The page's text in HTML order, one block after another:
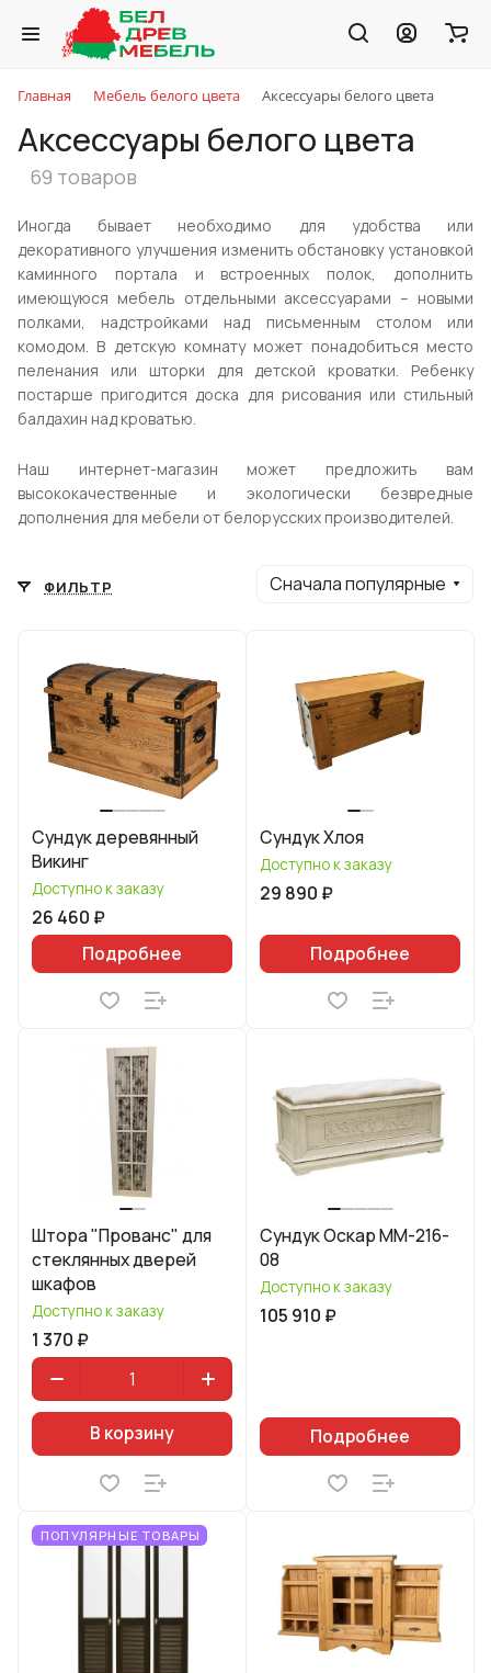
Главная Мебель белого цвета Аксессуары белого цвета
Аксессуары белого цвета
69 товаров
Иногда бывает необходимо для удобства или
декоративного улучшения изменить обстановку установкой
каминного портала и встроенных полок, дополнить
имеющуюся мебель отдельными аксессуарами – новыми
полками, надстройками над письменным столом или
комодом. В детскую комнату может понадобиться место
пеленания или шторки для детской кроватки. Ребенку
постарше пригодится доска для рисования или стильный
балдахин над кроватью.
Наш интернет-магазин может предложить вам
высококачественные и экологически безвредные
дополнения для мебели от белорусских производителей.
ФИЛЬТР Сначала популярные
Сундук деревянный
Викинг
Доступно к заказу
26 460 ₽
Подробнее
Сундук Хлоя
Доступно к заказу
29 890 ₽
Подробнее
Штора "Прованс" для
стеклянных дверей
шкафов
Доступно к заказу
1 370 ₽
В корзину
Сундук Оскар ММ-216-
08
Доступно к заказу
105 910 ₽
Подробнее
ПОПУЛЯРНЫЕ ТОВАРЫ